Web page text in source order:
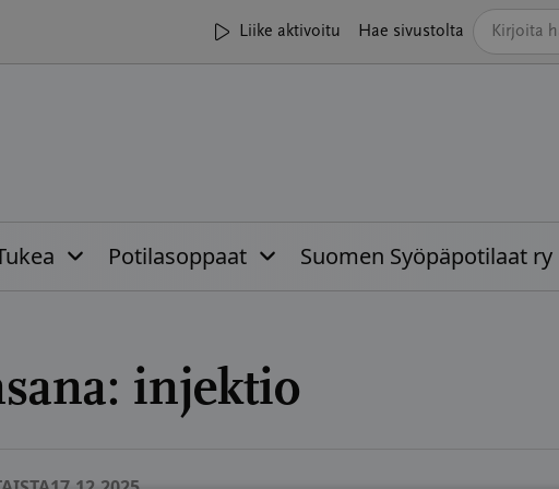
Liike aktivoitu Hae sivustolta
Potilasoppaat Suomen Syöpäpotilaat ry
injektio